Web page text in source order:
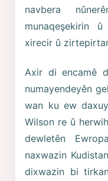
navbera
munaqeşekirin
xirecir û
Axir di encamê
numayendeyên
wan ku ew
Wilson re û
dewletên
naxwazin
dixwazin bi